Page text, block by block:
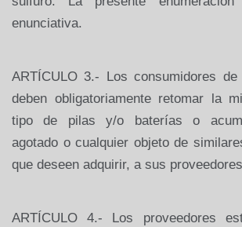
enunciativa.
ARTÍCULO 3.- Los consumidores
deben obligatoriamente retomar la
tipo de pilas y/o baterías o
agotado o cualquier objeto de
que deseen adquirir, a sus
ARTÍCULO 4.- Los proveedores